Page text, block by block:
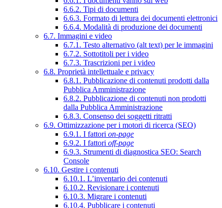
6.6.2. Tipi di documenti
6.6.3. Formato di lettura dei documenti elettronici
6.6.4. Modalità di produzione dei documenti
6.7. Immagini e video
6.7.1. Testo alternativo (alt text) per le immagini
6.7.2. Sottotitoli per i video
6.7.3. Trascrizioni per i video
6.8. Proprietà intellettuale e privacy
6.8.1. Pubblicazione di contenuti prodotti dalla
Pubblica Amministrazione
6.8.2. Pubblicazione di contenuti non prodotti
dalla Pubblica Amministrazione
6.8.3. Consenso dei soggetti ritratti
6.9. Ottimizzazione per i motori di ricerca (SEO)
6.9.1. I fattori on-page
6.9.2. I fattori off-page
6.9.3. Strumenti di diagnostica SEO: Search
Console
6.10. Gestire i contenuti
6.10.1. L’inventario dei contenuti
6.10.2. Revisionare i contenuti
6.10.3. Migrare i contenuti
6.10.4. Pubblicare i contenuti